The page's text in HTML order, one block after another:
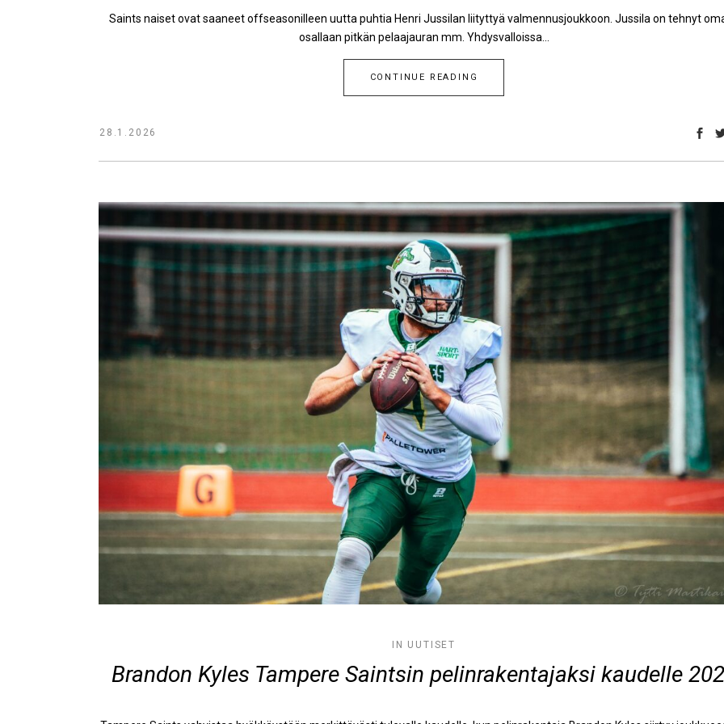
Saints naiset ovat saaneet offseasonilleen uutta puhtia Henri Jussilan liityttyä valmennusjoukkoon. Jussila on tehnyt
osallaan pitkän pelaajauran mm. Yhdysvalloissa...
CONTINUE READING
28.1.2026
IN UUTISET
Brandon Kyles Tampere Saintsin pelinrakentajaksi kaudelle